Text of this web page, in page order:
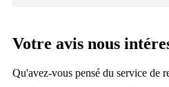
Votre avis nous
Qu'avez-vous pensé du service de